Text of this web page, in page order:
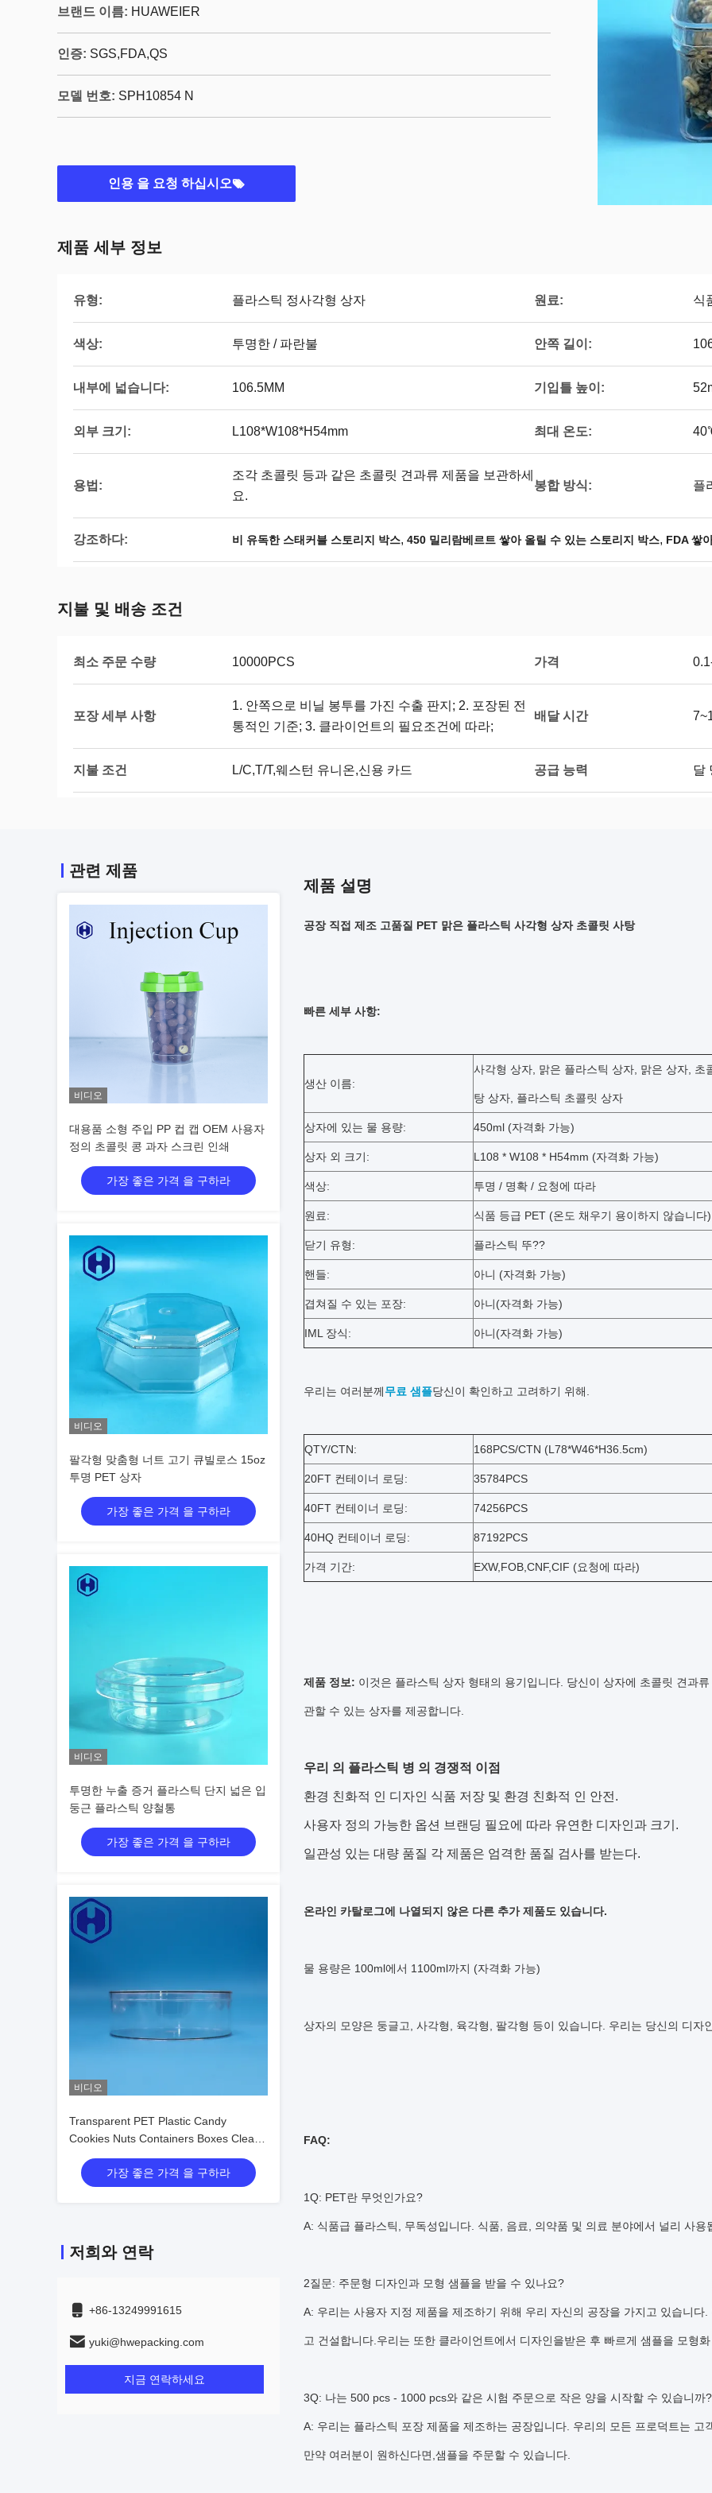
브랜드 이름: HUAWEIER
인증: SGS,FDA,QS
모델 번호: SPH10854 N
인용 을 요청 하십시오
제품 세부 정보
유형: 플라스틱 정사각형 상자 원료: 식
색상: 투명한 / 파란불 안쪽 길이:
내부에 넓습니다: 106.5MM 기입틀 높이:
외부 크기: L108*W108*H54mm 최대 온도:
용법:
조각 초콜릿 등과 같은 초콜릿 견과류 제품을 보관하세
요.
봉합 방식: 플
강조하다: 비 유독한 스태커블 스토리지 박스, 450 밀리람베르트 쌓아 올릴 수 있는 스토리지 박스, FDA 쌓
지불 및 배송 조건
최소 주문 수량 10000PCS 가격
포장 세부 사항
1. 안쪽으로 비닐 봉투를 가진 수출 판지; 2. 포장된 전
통적인 기준; 3. 클라이언트의 필요조건에 따라;
배달 시간
지불 조건 L/C,T/T,웨스턴 유니온,신용 카드 공급 능력 달
관련 제품
비디오
대용품 소형 주입 PP 컵 캡 OEM 사용자
정의 초콜릿 콩 과자 스크린 인쇄
가장 좋은 가격 을 구하라
비디오
팔각형 맞춤형 너트 고기 큐빌로스 15oz
투명 PET 상자
가장 좋은 가격 을 구하라
비디오
투명한 누출 증거 플라스틱 단지 넓은 입
둥근 플라스틱 양철통
가장 좋은 가격 을 구하라
비디오
Transparent PET Plastic Candy
Cookies Nuts Containers Boxes Clear
Lids Food Grade
가장 좋은 가격 을 구하라
저희와 연락
+86-13249991615
yuki@hwepacking.com
지금 연락하세요
제품 설명
공장 직접 제조 고품질 PET 맑은 플라스틱 사각형 상자 초콜릿 사탕
빠른 세부 사항:
생산 이름:
사각형 상자, 맑은 플라스틱 상자, 맑은 상자, 초
탕 상자, 플라스틱 초콜릿 상자
상자에 있는 물 용량: 450ml (자격화 가능)
상자 외 크기: L108 * W108 * H54mm (자격화 가능)
색상: 투명 / 명확 / 요청에 따라
원료: 식품 등급 PET (온도 채우기 용이하지 않습니다)
닫기 유형: 플라스틱 뚜??
핸들: 아니 (자격화 가능)
겹쳐질 수 있는 포장: 아니(자격화 가능)
IML 장식: 아니(자격화 가능)
우리는 여러분께무료 샘플당신이 확인하고 고려하기 위해.
QTY/CTN: 168PCS/CTN (L78*W46*H36.5cm)
20FT 컨테이너 로딩: 35784PCS
40FT 컨테이너 로딩: 74256PCS
40HQ 컨테이너 로딩: 87192PCS
가격 기간: EXW,FOB,CNF,CIF (요청에 따라)
제품 정보: 이것은 플라스틱 상자 형태의 용기입니다. 당신이 상자에 초콜릿 견과
관할 수 있는 상자를 제공합니다
우리 의 플라스틱 병 의 경쟁적 이점
환경 친화적 인 디자인 식품 저장 및 환경 친화적 인 안전.
사용자 정의 가능한 옵션 브랜딩 필요에 따라 유연한 디자인과 크기.
일관성 있는 대량 품질 각 제품은 엄격한 품질 검사를 받는다.
온라인 카탈로그에 나열되지 않은 다른 추가 제품도 있습니다.
물 용량은 100ml에서 1100ml까지 (자격화 가능)
상자의 모양은 둥글고, 사각형, 육각형, 팔각형 등이 있습니다. 우리는 당신의 디자
FAQ:
1Q: PET란 무엇인가요?
A: 식품급 플라스틱, 무독성입니다. 식품, 음료, 의약품 및 의료 분야에서 널리 사용
2질문: 주문형 디자인과 모형 샘플을 받을 수 있나요?
A: 우리는 사용자 지정 제품을 제조하기 위해 우리 자신의 공장을 가지고 있습니
고 건설합니다.우리는 또한 클라이언트에서 디자인을받은 후 빠르게 샘플을 모형화
3Q: 나는 500 pcs - 1000 pcs와 같은 시험 주문으로 작은 양을 시작할 수 있습니까?
A: 우리는 플라스틱 포장 제품을 제조하는 공장입니다. 우리의 모든 프로덕트는 고
만약 여러분이 원하신다면,샘플을 주문할 수 있습니다.